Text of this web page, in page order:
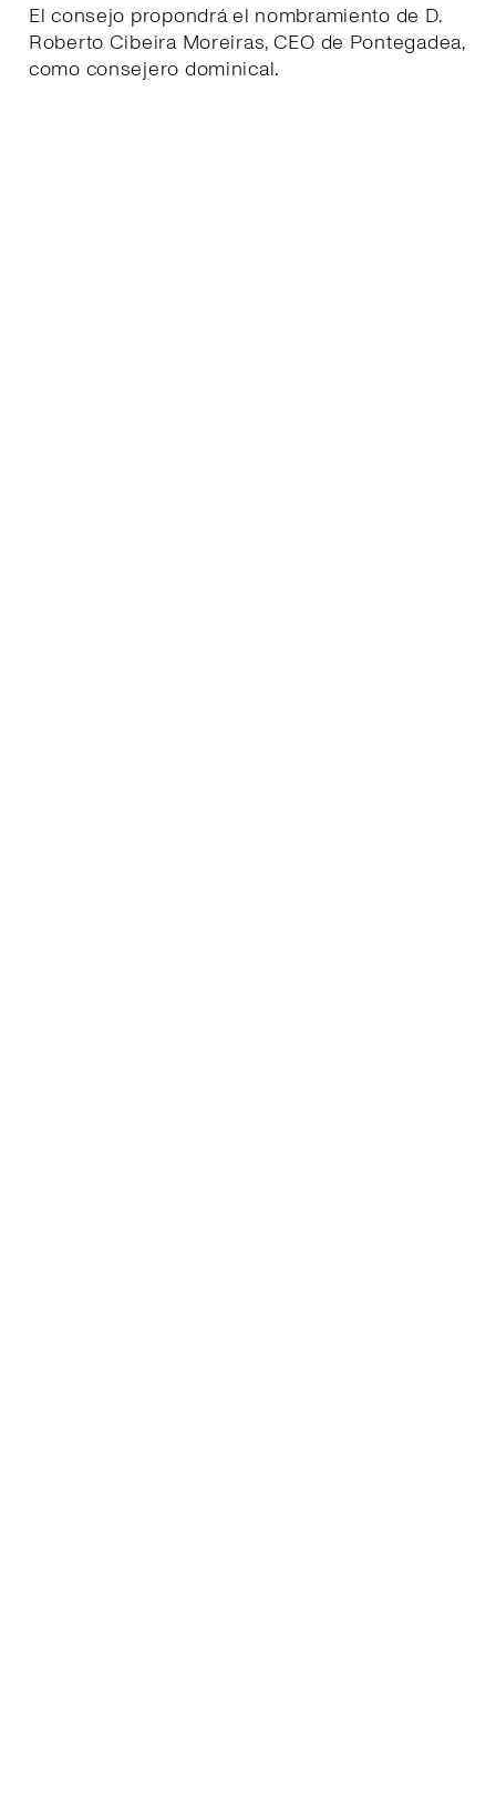
El consejo propondrá el nombramiento de D.
Roberto Cibeira Moreiras, CEO de Pontegadea,
como consejero dominical.